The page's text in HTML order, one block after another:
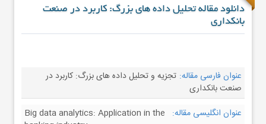
دانلود مقاله تحلیل داده های بزرگ: کاربرد در صنعت
بانکداری
عنوان فارسی مقاله: تجزیه و تحلیل داده های بزرگ: کاربرد در
صنعت بانکداری
عنوان انگلیسی مقاله: Big data analytics: Application in the